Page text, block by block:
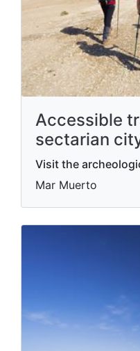
Accessible
sectarian
Visit the
Mar Muerto